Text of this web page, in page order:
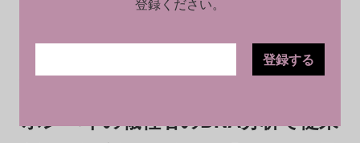
2024.11.11
ポンペイの犠牲者のDNA分析で従来
登録ください。
登録する